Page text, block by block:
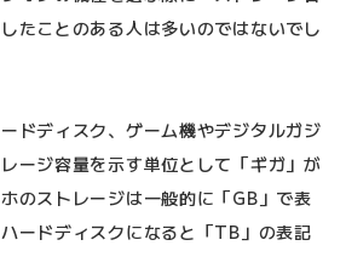
たことのある人は多いのではないでし
ドディスク、ゲーム機やデジタルガジ
ージ容量を示す単位として「ギガ」が
のストレージは一般的に「GB」で表
ードディスクになると「TB」の表記